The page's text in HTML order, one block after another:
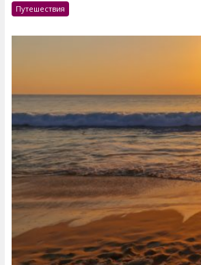
Путешествия